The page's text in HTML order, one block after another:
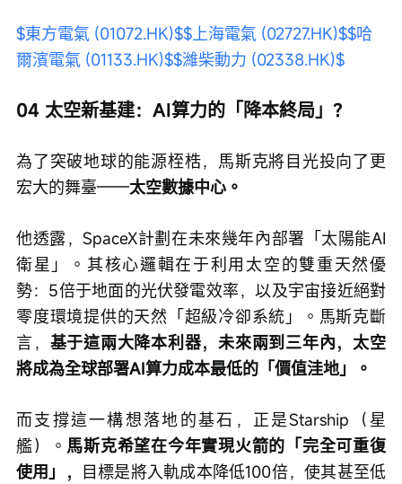
$東方電氣 (01072.HK)$$上海電氣 (02727.HK)$$哈
爾濱電氣 (01133.HK)$$濰柴動力 (02338.HK)$
04 太空新基建：AI算力的「降本終局」？
為了突破地球的能源桎梏，馬斯克將目光投向了更
宏大的舞臺——太空數據中心。
他透露，SpaceX計劃在未來幾年內部署「太陽能AI
衛星」。其核心邏輯在于利用太空的雙重天然優
勢：5倍于地面的光伏發電效率，以及宇宙接近絕對
零度環境提供的天然「超級冷卻系統」。馬斯克斷
言， 基于這兩大降本利器，未來兩到三年內，太空
將成為全球部署AI算力成本最低的「價值洼地」。
而支撐這一構想落地的基石，正是Starship（星
艦）。 馬斯克希望在今年實現火箭的「完全可重復
使用」， 目標是將入軌成本降低100倍，使其甚至低